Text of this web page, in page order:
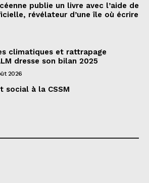
publie un livre avec l’aide de
révélateur d’une île où écrire
climatiques et rattrapage
dresse son bilan 2025
2026
social à la CSSM